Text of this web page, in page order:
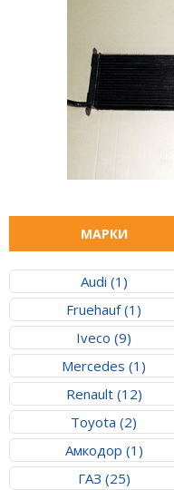
МАРКИ
Audi (1)
Fruehauf (1)
Iveco (9)
Mercedes (1)
Renault (12)
Toyota (2)
Амкодор (1)
ГАЗ (25)